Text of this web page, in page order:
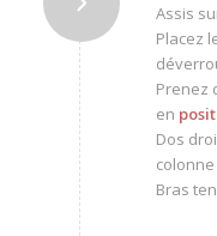
Assis
Placez
Prenez
en
Dos
Bras